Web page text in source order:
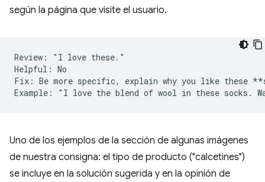
según la página que visite el usuario.
Review: "I love these."
Helpful: No
Fix: Be more specific, explain why you like these
Uno de los ejemplos de la sección de algunas imágenes
de nuestra consigna: el tipo de producto ("calcetines")
se incluye en la solución sugerida y en la opinión de